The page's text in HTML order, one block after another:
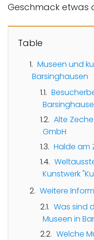
Geschmack etwas
Table
Museen und
Barsinghausen
Alte
GmbH
Halde am
Kunstwerk
Weitere
Was sind
Museen in
Welche